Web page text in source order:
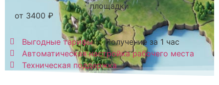
площадки
от 3400 ₽
Выгодные тарифы
Получение за 1 час
Автоматическая настройка рабочего места
Техническая поддержка